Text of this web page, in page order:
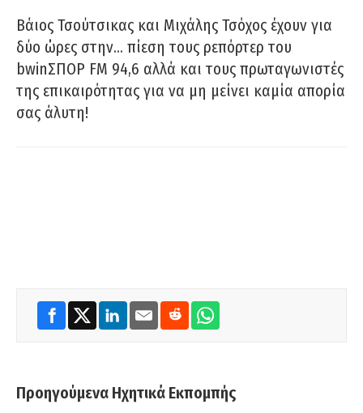
Βάιος Τσούτσικας και Μιχάλης Τσόχος έχουν για
δύο ώρες στην… πίεση τους ρεπόρτερ του
bwinΣΠΟΡ FM 94,6 αλλά και τους πρωταγωνιστές
της επικαιρότητας για να μη μείνει καμία απορία
σας άλυτη!
Προηγούμενα Ηχητικά Εκπομπής